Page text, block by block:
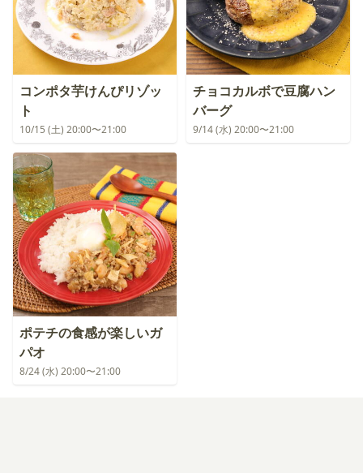
コンポタ芋けんぴリゾッ
ト
10/15 (土) 20:00〜21:00
チョコカルボで豆腐ハン
バーグ
9/14 (水) 20:00〜21:00
ポテチの食感が楽しいガ
パオ
8/24 (水) 20:00〜21:00